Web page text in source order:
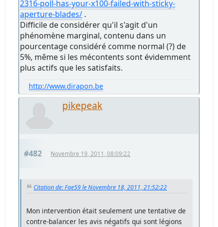
2316-poll-has-your-x100-failed-with-sticky-
aperture-blades/ .
Difficile de considérer qu'il s'agit d'un
phénomène marginal, contenu dans un
pourcentage considéré comme normal (?) de
5%, même si les mécontents sont évidemment
plus actifs que les satisfaits.
http://www.dirapon.be
pikepeak
#482 Novembre 19, 2011, 08:09:22
Citation de: Fae59 le Novembre 18, 2011, 21:52:22
Mon intervention était seulement une tentative de
contre-balancer les avis négatifs qui sont légions